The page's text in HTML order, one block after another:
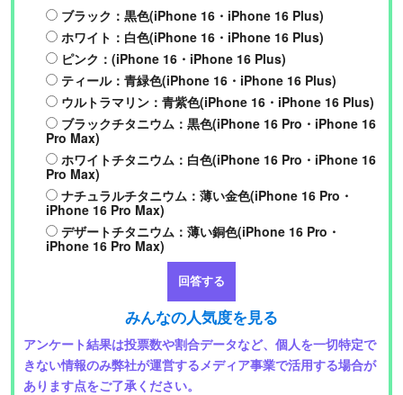
ブラック：黒色(iPhone 16・iPhone 16 Plus)
ホワイト：白色(iPhone 16・iPhone 16 Plus)
ピンク：(iPhone 16・iPhone 16 Plus)
ティール：青緑色(iPhone 16・iPhone 16 Plus)
ウルトラマリン：青紫色(iPhone 16・iPhone 16 Plus)
ブラックチタニウム：黒色(iPhone 16 Pro・iPhone 16
Pro Max)
ホワイトチタニウム：白色(iPhone 16 Pro・iPhone 16
Pro Max)
ナチュラルチタニウム：薄い金色(iPhone 16 Pro・
iPhone 16 Pro Max)
デザートチタニウム：薄い銅色(iPhone 16 Pro・
iPhone 16 Pro Max)
みんなの人気度を見る
アンケート結果は投票数や割合データなど、個人を一切特定で
きない情報のみ弊社が運営するメディア事業で活用する場合が
あります点をご了承ください。